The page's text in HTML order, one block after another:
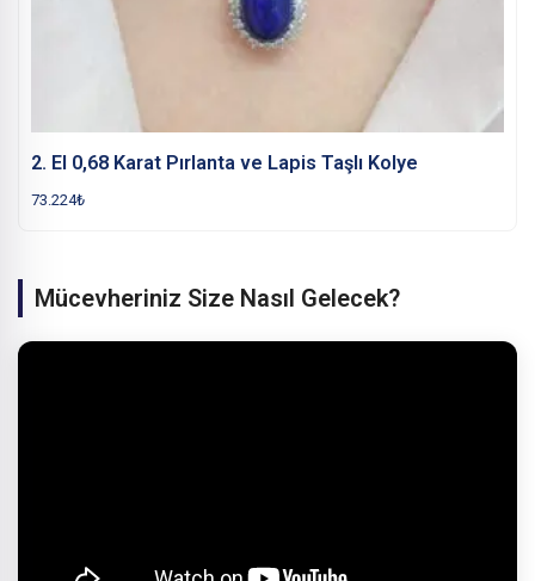
2. El 0,68 Karat Pırlanta ve Lapis Taşlı Kolye
73.224₺
Mücevheriniz Size Nasıl Gelecek?